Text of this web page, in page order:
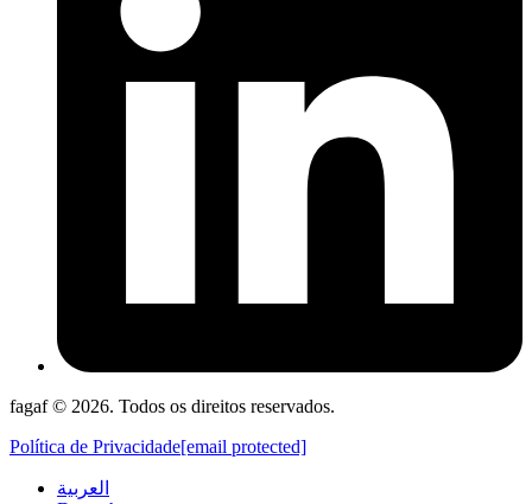
fagaf © 2026. Todos os direitos reservados.
Política de Privacidade[email protected]
العربية